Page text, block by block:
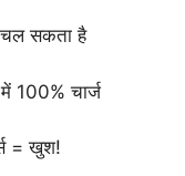
चल सकता है
100% चार्ज
= खुश!